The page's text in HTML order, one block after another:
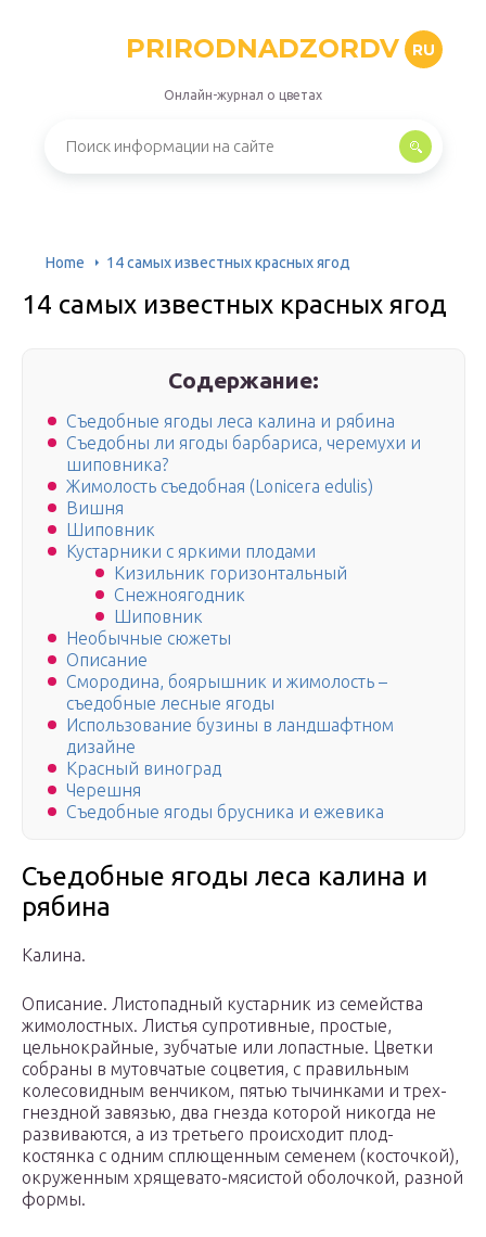
PRIRODNADZORDV RU
Онлайн-журнал о цветах
Home 14 самых известных красных ягод
14 самых известных красных ягод
Содержание:
Съедобные ягоды леса калина и рябина
Съедобны ли ягоды барбариса, черемухи и
шиповника?
Жимолость съедобная (Lonicera edulis)
Вишня
Шиповник
Кустарники с яркими плодами
Кизильник горизонтальный
Снежноягодник
Шиповник
Необычные сюжеты
Описание
Смородина, боярышник и жимолость –
съедобные лесные ягоды
Использование бузины в ландшафтном
дизайне
Красный виноград
Черешня
Съедобные ягоды брусника и ежевика
Съедобные ягоды леса калина и
рябина
Калина.
Описание. Листопадный кустарник из семейства
жимолостных. Листья супротивные, простые,
цельнокрайные, зубчатые или лопастные. Цветки
собраны в мутовчатые соцветия, с правильным
колесовидным венчиком, пятью тычинками и трех-
гнездной завязью, два гнезда которой никогда не
развиваются, а из третьего происходит плод-
костянка с одним сплющенным семенем (косточкой),
окруженным хрящевато-мясистой оболочкой, разной
формы.